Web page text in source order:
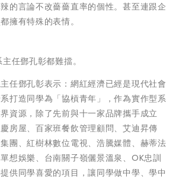
的言論不改薔薔直率的個性。甚至連跟企
擁有特殊的表情。
任鄧孔彰都難擋。
任鄧孔彰表示：網紅經濟已經是現代社會
打造同學為「協槓青年」，作為實作型系
資源，除了先前與十一家品牌攜手成立
慶房屋、百家班餐飲管理顧問、艾迪昇傳
團、紅樹林數位電視、浩騰媒體、赫蒂法
想娛樂、台南關子嶺儷景溫泉、OK忠訓
供同學喜愛的項目，讓同學做中學、學中